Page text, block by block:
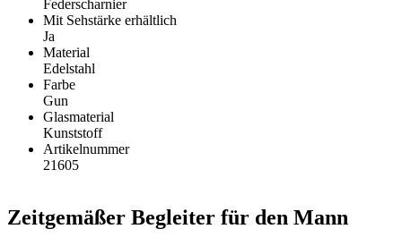
Federscharnier
Mit Sehstärke erhältlich
Ja
Material
Edelstahl
Farbe
Gun
Glasmaterial
Kunststoff
Artikelnummer
21605
Zeitgemäßer Begleiter für den Mann